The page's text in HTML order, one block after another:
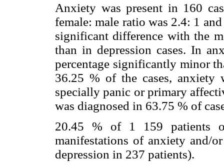
Anxiety was present in 160
female: male ratio was 2.4: 1
significant difference with the
than in depression cases. In
percentage significantly minor
36.25 % of the cases, anxiety
specially panic or primary
was diagnosed in 63.75 % of
20.45 % of 1 159 patients
manifestations of anxiety and/
depression in 237 patients).